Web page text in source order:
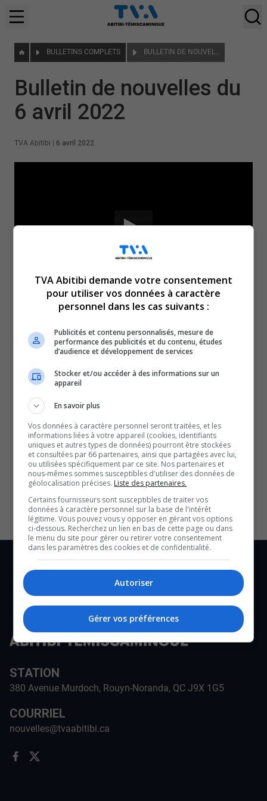
BULLETINS COMPLETS BULLETIN DE NOUVELLES DU 6 AVRIL 2022
Bulletin de nouvelles du
6 avril 2022
TVA Abitibi 6 avril 2022
Du lundi au vendredi, nous vous offrons vos nouvelles
de l’Abitibi-Témiscamingue, grâce à des journalistes
chevronnés.
QUESTION DU JOUR
Commentaires
SOUTENIR NOS MÉDIAS, C’EST PROTÉGER NOTRE
CULTURE ET NOTRE ÉCONOMIE
STATION
380 Avenue Murdoch, Rouyn-Noranda, QC J9X 1G5
COURRIEL
nouvelles@tvaabitibi.ca
TVA Abitibi demande votre consentement
pour utiliser vos données à caractère
personnel dans les cas suivants :
Publicités et contenu personnalisés, mesure de
performance des publicités et du contenu, études
d’audience et développement de services
Stocker et/ou accéder à des informations sur un
appareil
En savoir plus
Vos données à caractère personnel seront traitées, et les
informations liées à votre appareil (cookies, identifiants
uniques et autres types de données) pourront être stockées
et consultées par 66 partenaires, ainsi que partagées avec lui,
ou utilisées spécifiquement par ce site. Nos partenaires et
nous-mêmes sommes susceptibles d'utiliser des données de
géolocalisation précises. Liste des partenaires.
Certains fournisseurs sont susceptibles de traiter vos
données à caractère personnel sur la base de l'intérêt
légitime. Vous pouvez vous y opposer en gérant vos options
ci-dessous. Recherchez un lien en bas de cette page ou dans
le menu du site pour gérer ou retirer votre consentement
dans les paramètres des cookies et de confidentialité.
Autoriser
Gérer vos préférences